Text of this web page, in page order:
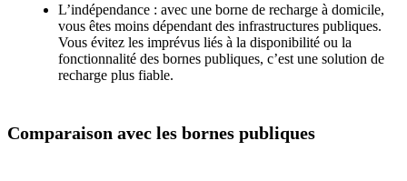
L’indépendance : avec une borne de recharge à domicile,
vous êtes moins dépendant des infrastructures publiques.
Vous évitez les imprévus liés à la disponibilité ou la
fonctionnalité des bornes publiques, c’est une solution de
recharge plus fiable.
Comparaison avec les bornes publiques